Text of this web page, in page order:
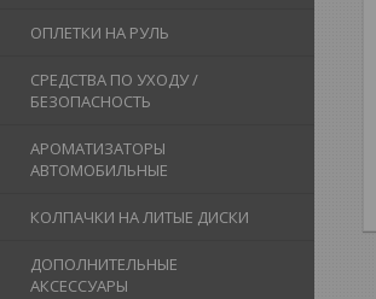
ОПЛЕТКИ НА РУЛЬ
СРЕДСТВА ПО УХОДУ /
БЕЗОПАСНОСТЬ
АРОМАТИЗАТОРЫ
АВТОМОБИЛЬНЫЕ
КОЛПАЧКИ НА ЛИТЫЕ ДИСКИ
ДОПОЛНИТЕЛЬНЫЕ
АКСЕССУАРЫ